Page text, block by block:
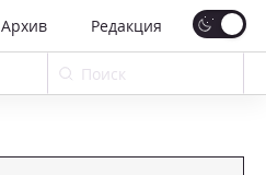
Архив Редакция